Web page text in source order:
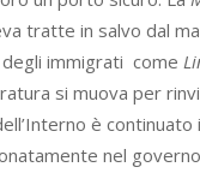
tratte in salvo dal
degli immigrati come
si muova per
è
nel